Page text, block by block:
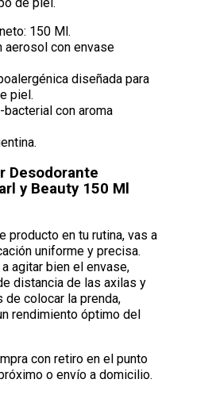
150 Ml.
aerosol con envase
diseñada para
piel.
bacterial con aroma
Desodorante
y Beauty 150 Ml
producto en tu rutina, vas a
uniforme y precisa.
agitar bien el envase,
distancia de las axilas y
de colocar la prenda,
rendimiento óptimo del
con retiro en el punto
o envío a domicilio.